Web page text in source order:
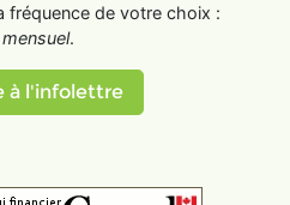
fréquence de votre choix :
.
à l'infolettre